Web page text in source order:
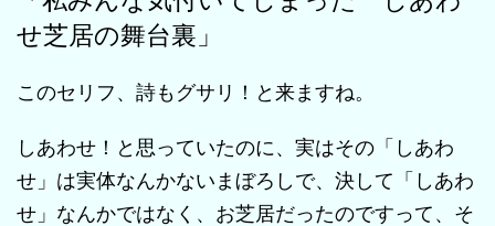
せ芝居の舞台裏」
このセリフ、詩もグサリ！と来ますね。
しあわせ！と思っていたのに、実はその「しあわ
せ」は実体なんかないまぼろしで、決して「しあわ
せ」なんかではなく、お芝居だったのですって、そ